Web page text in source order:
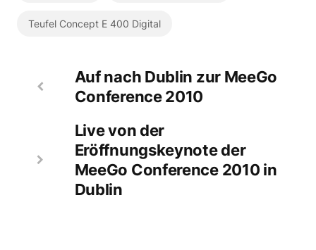
Teufel Concept E 400 Digital
Auf nach Dublin zur MeeGo
Conference 2010
Live von der
Eröffnungskeynote der
MeeGo Conference 2010 in
Dublin